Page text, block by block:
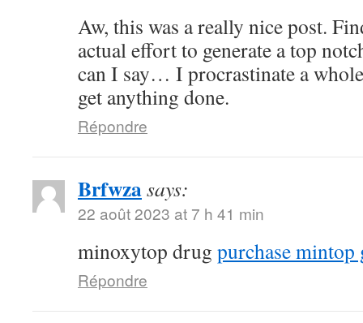
Aw, this was a really nice post.
actual effort to generate a top
can I say… I procrastinate a
get anything done.
Répondre
Brfwzasays:
22 août 2023 at 7 h 41 min
minoxytop drug purchase mintop
Répondre